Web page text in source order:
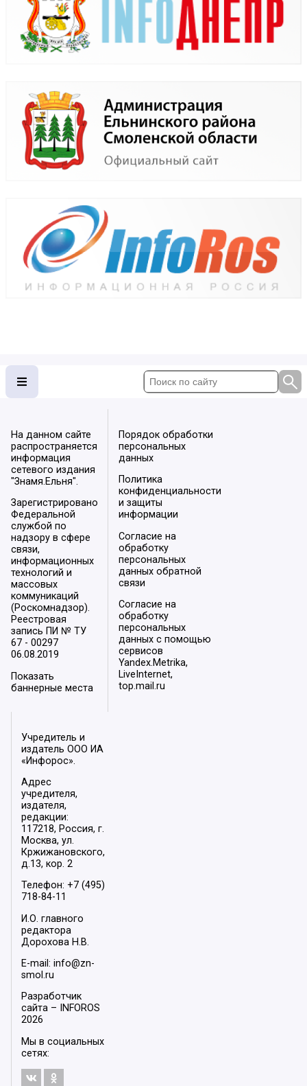
На данном сайте
распространяется
информация
сетевого издания
"Знамя.Ельня".
Зарегистрировано
Федеральной
службой по
надзору в сфере
связи,
информационных
технологий и
массовых
коммуникаций
(Роскомнадзор).
Реестровая
запись ПИ № ТУ
67 - 00297
06.08.2019
Показать
баннерные места
Порядок обработки
персональных
данных
Политика
конфиденциальности
и защиты
информации
Согласие на
обработку
персональных
данных обратной
связи
Согласие на
обработку
персональных
данных с помощью
сервисов
Yandex.Metrika,
LiveInternet,
top.mail.ru
Учредитель и
издатель ООО ИА
«Инфорос».
Адрес
учредителя,
издателя,
редакции:
117218, Россия, г.
Москва, ул.
Кржижановского,
д.13, кор. 2
Телефон: +7 (495)
718-84-11
И.О. главного
редактора
Дорохова Н.В.
E-mail: info@zn-
smol.ru
Разработчик
сайта – INFOROS
2026
Мы в социальных
сетях: